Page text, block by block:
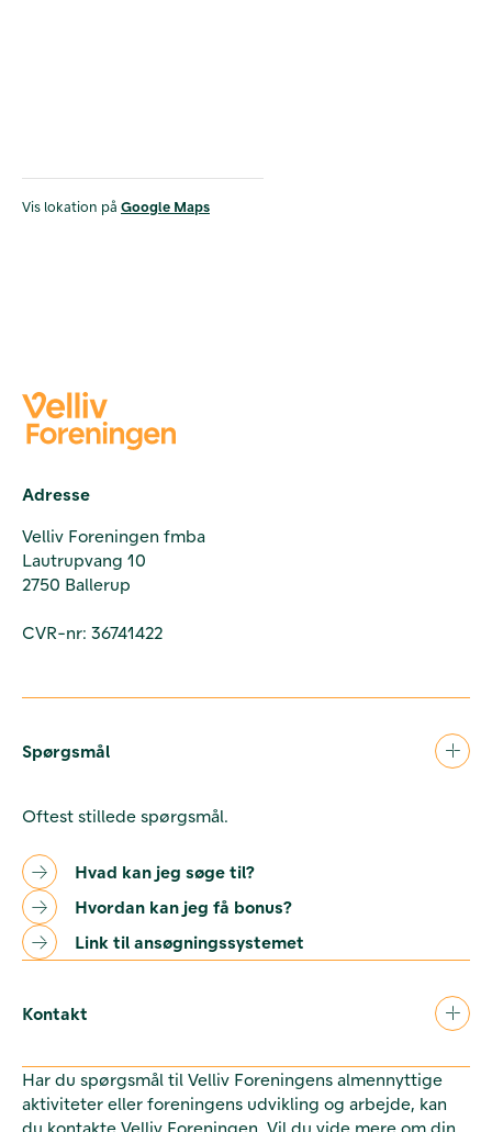
Vis lokation på Google Maps
Adresse
Velliv Foreningen fmba
Lautrupvang 10
2750 Ballerup
CVR-nr: 36741422
Spørgsmål
Oftest stillede spørgsmål.
Hvad kan jeg søge til?
Hvordan kan jeg få bonus?
Link til ansøgningssystemet
Kontakt
Har du spørgsmål til Velliv Foreningens almennyttige
aktiviteter eller foreningens udvikling og arbejde, kan
du kontakte Velliv Foreningen. Vil du vide mere om din